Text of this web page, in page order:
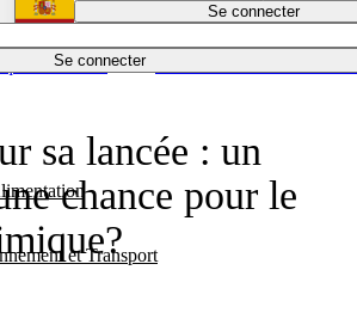
Se connecter
et Transport
Économie
Español
Se connecter
sa lancée : un
chance pour le